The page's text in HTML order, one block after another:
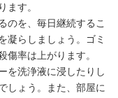
ます。
のを、毎日継続するこ
凝らしましょう。ゴミ
傷率は上がります。
を洗浄液に浸したりし
しょう。また、部屋に